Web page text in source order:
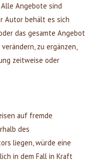
Angebote sind
Autor behält es sich
das gesamte Angebot
zu ergänzen,
zeitweise oder
auf fremde
des
liegen, würde eine
in dem Fall in Kraft